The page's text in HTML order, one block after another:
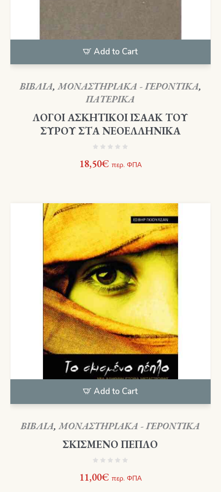
Add to Cart
ΒΙΒΛΙΑ,ΜΟΝΑΣΤΗΡΙΑΚΑ - ΓΕΡΟΝΤΙΚΑ,
ΠΑΤΕΡΙΚΑ
ΛΟΓΟΙ ΑΣΚΗΤΙΚΟΙ ΙΣΑΑΚ ΤΟΥ
ΣΥΡΟΥ ΣΤΑ ΝΕΟΕΛΛΗΝΙΚΑ
18,50€ περ. ΦΠΑ
Add to Cart
ΒΙΒΛΙΑ,ΜΟΝΑΣΤΗΡΙΑΚΑ - ΓΕΡΟΝΤΙΚΑ
ΣΚΙΣΜΕΝΟ ΠΕΠΛΟ
11,00€ περ. ΦΠΑ